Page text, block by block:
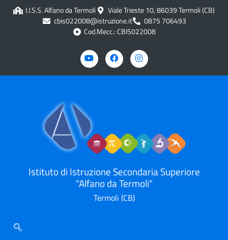
contenutoI.I.S.S. Alfano da Termoli
Viale Trieste 10, 86039 Termoli (CB)
cbis022008@istruzione.it
0875 706493
Cod.Mecc.: CBIS022008
Istituto di Istruzione Secondaria Superiore
"Alfano da Termoli"
Termoli (CB)